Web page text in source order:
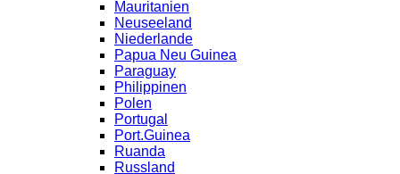
Mauritanien
Neuseeland
Niederlande
Papua Neu Guinea
Paraguay
Philippinen
Polen
Portugal
Port.Guinea
Ruanda
Russland